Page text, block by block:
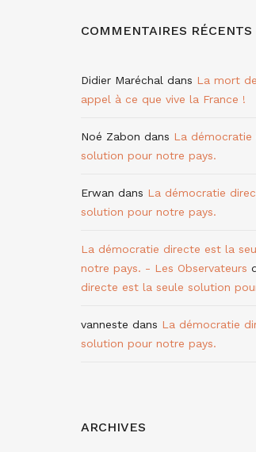
COMMENTAIRES RÉCENTS
Didier Maréchal dans La mort
appel à ce que vive la France !
Noé Zabon dans La démocratie
solution pour notre pays.
Erwan dans La démocratie
solution pour notre pays.
La démocratie directe est la
notre pays. - Les Observateurs
directe est la seule solution
vanneste dans La démocratie
solution pour notre pays.
ARCHIVES